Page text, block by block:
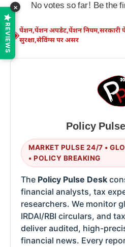
No votes so far! Be the
पेंशन,पेंशन अपडेट,पेंशन नियम,सरकारी
सुरक्षा,सेविंग्स पर असर
Policy
MARKET PULSE 24/7 •
• POLICY BREAKING
The Policy Pulse Desk
financial analysts, tax
researchers. We monitor
IRDAI/RBI circulars, and
deliver audited, high-
financial news. Every
REVIEWS
×